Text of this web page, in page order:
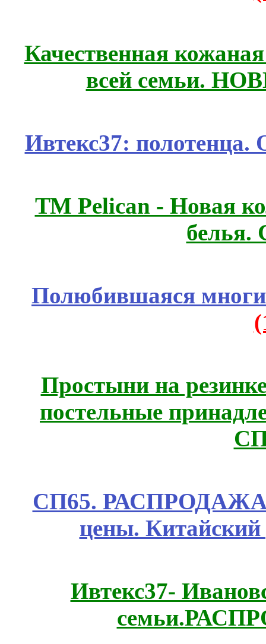
Качественная
всей семьи.
Ивтекс37:
ТМ Pelican - Новая
белья.
Полюбившаяся
Простыни на
постельные
СП65. РАСПРОДАЖА!
цены.
Ивтекс37-